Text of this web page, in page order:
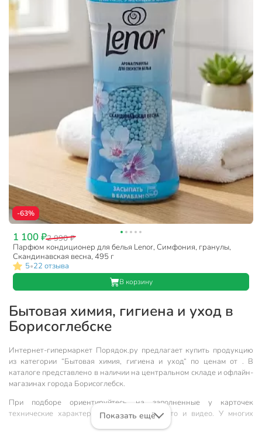
-63%
1 100 ₽2 990 ₽
Парфюм кондиционер для белья Lenor, Симфония, гранулы,
Скандинавская весна, 495 г
5•22 отзыва
В корзину
Бытовая химия, гигиена и уход в
Борисоглебске
Интернет-гипермаркет Порядок.ру предлагает купить продукцию
из категории “Бытовая химия, гигиена и уход“ по ценам от . В
каталоге представлено в наличии на центральном складе и офлайн-
магазинах города Борисоглебск.
При подборе ориентируйтесь на заполненные у карточек
технические характеристики, описания, фото и видео. У многих
товаров доступны также рейтинг и отзывы пользователей.
Показать ещё